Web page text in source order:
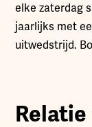
elke zaterdag
jaarlijks met
uitwedstrijd.